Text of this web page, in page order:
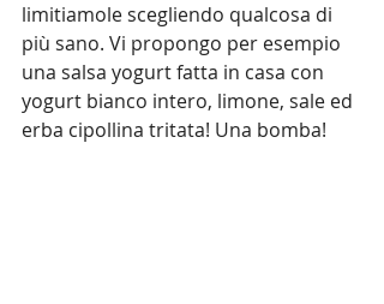
limitiamole scegliendo qualcosa di
più sano. Vi propongo per esempio
una salsa yogurt fatta in casa con
yogurt bianco intero, limone, sale ed
erba cipollina tritata! Una bomba!